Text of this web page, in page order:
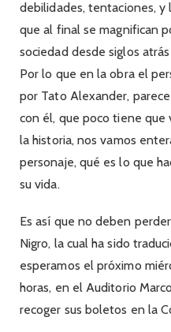
debilidades, tentaciones, y
que al final se magnifican
sociedad desde siglos
Por lo que en la obra el
por Tato Alexander,
con él, que poco tiene que
la historia, nos vamos
personaje, qué es lo que
su vida.
Es así que no deben
Nigro, la cual ha sido
esperamos el próximo
horas, en el Auditorio
recoger sus boletos en la